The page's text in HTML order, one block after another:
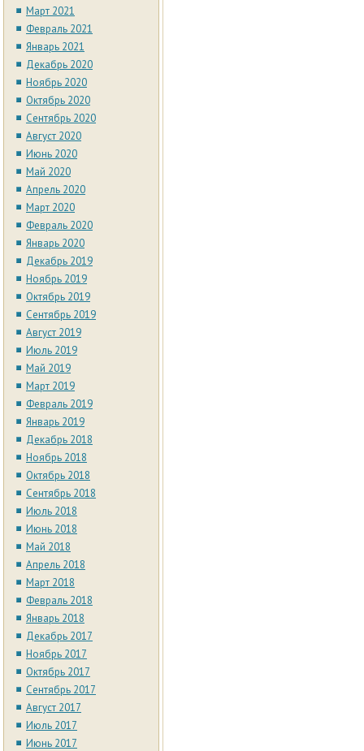
Март 2021
Февраль 2021
Январь 2021
Декабрь 2020
Ноябрь 2020
Октябрь 2020
Сентябрь 2020
Август 2020
Июнь 2020
Май 2020
Апрель 2020
Март 2020
Февраль 2020
Январь 2020
Декабрь 2019
Ноябрь 2019
Октябрь 2019
Сентябрь 2019
Август 2019
Июль 2019
Май 2019
Март 2019
Февраль 2019
Январь 2019
Декабрь 2018
Ноябрь 2018
Октябрь 2018
Сентябрь 2018
Июль 2018
Июнь 2018
Май 2018
Апрель 2018
Март 2018
Февраль 2018
Январь 2018
Декабрь 2017
Ноябрь 2017
Октябрь 2017
Сентябрь 2017
Август 2017
Июль 2017
Июнь 2017